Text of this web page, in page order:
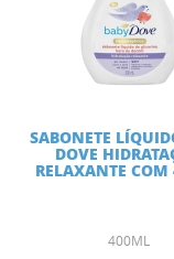
SABONETE
DOVE
RELAXANTE
400ML